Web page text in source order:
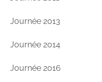
Journée 2013
Journée 2014
Journée 2016